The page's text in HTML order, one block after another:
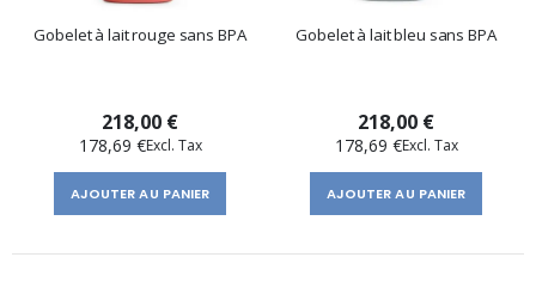
Gobelet à lait rouge sans BPA
218,00 €
178,69 €
AJOUTER AU PANIER
Gobelet à lait bleu sans BPA
218,00 €
178,69 €
AJOUTER AU PANIER